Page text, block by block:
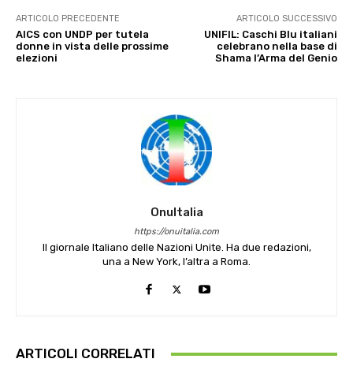
ARTICOLO PRECEDENTE
AICS con UNDP per tutela
donne in vista delle prossime
elezioni
ARTICOLO SUCCESSIVO
UNIFIL: Caschi Blu italiani
celebrano nella base di
Shama l’Arma del Genio
OnuItalia
https://onuitalia.com
Il giornale Italiano delle Nazioni Unite. Ha due redazioni,
una a New York, l’altra a Roma.
ARTICOLI CORRELATI